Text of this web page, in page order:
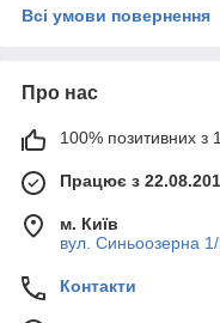
Всі умови повернення
Про нас
100% позитивних з
Працює з
м. Київ
вул. Синьоозерна 1/
Контакти